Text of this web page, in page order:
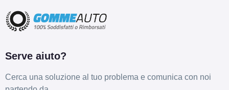
Serve aiuto?
Cerca una soluzione al tuo problema e comunica con noi